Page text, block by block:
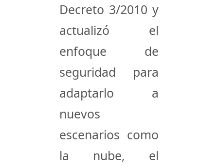
Decreto 3/2010 y
actualizó el
enfoque de
seguridad para
adaptarlo a
nuevos
escenarios como
la nube, el